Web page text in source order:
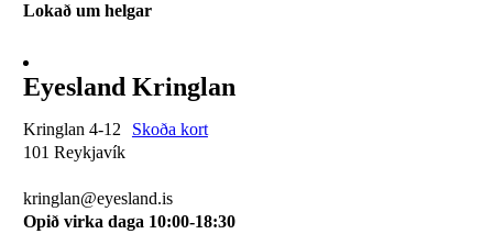
Lokað um helgar
Eyesland Kringlan
Kringlan 4-12
Skoða kort
101 Reykjavík
kringlan@eyesland.is
Opið virka daga 10:00-18:30